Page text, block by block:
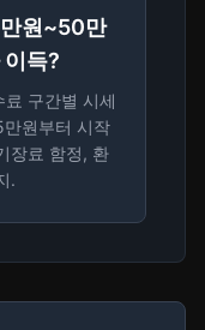
원~50만
득?
구간별 시세
만원부터 시작
장료 함정, 환
.